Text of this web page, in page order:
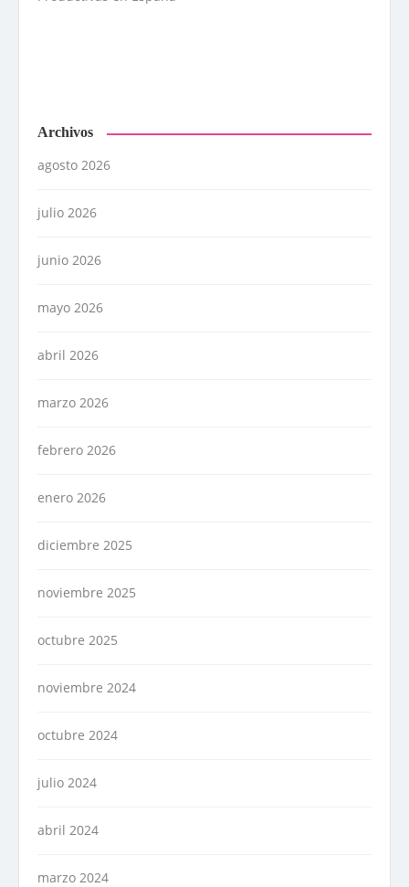
Archivos
agosto 2026
julio 2026
junio 2026
mayo 2026
abril 2026
marzo 2026
febrero 2026
enero 2026
diciembre 2025
noviembre 2025
octubre 2025
noviembre 2024
octubre 2024
julio 2024
abril 2024
marzo 2024